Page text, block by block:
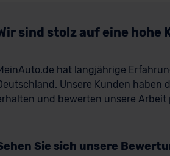
sind stolz auf eine
hat langjährige
Unsere Kunden haben
und bewerten unsere Arbeit
Sie sich unsere